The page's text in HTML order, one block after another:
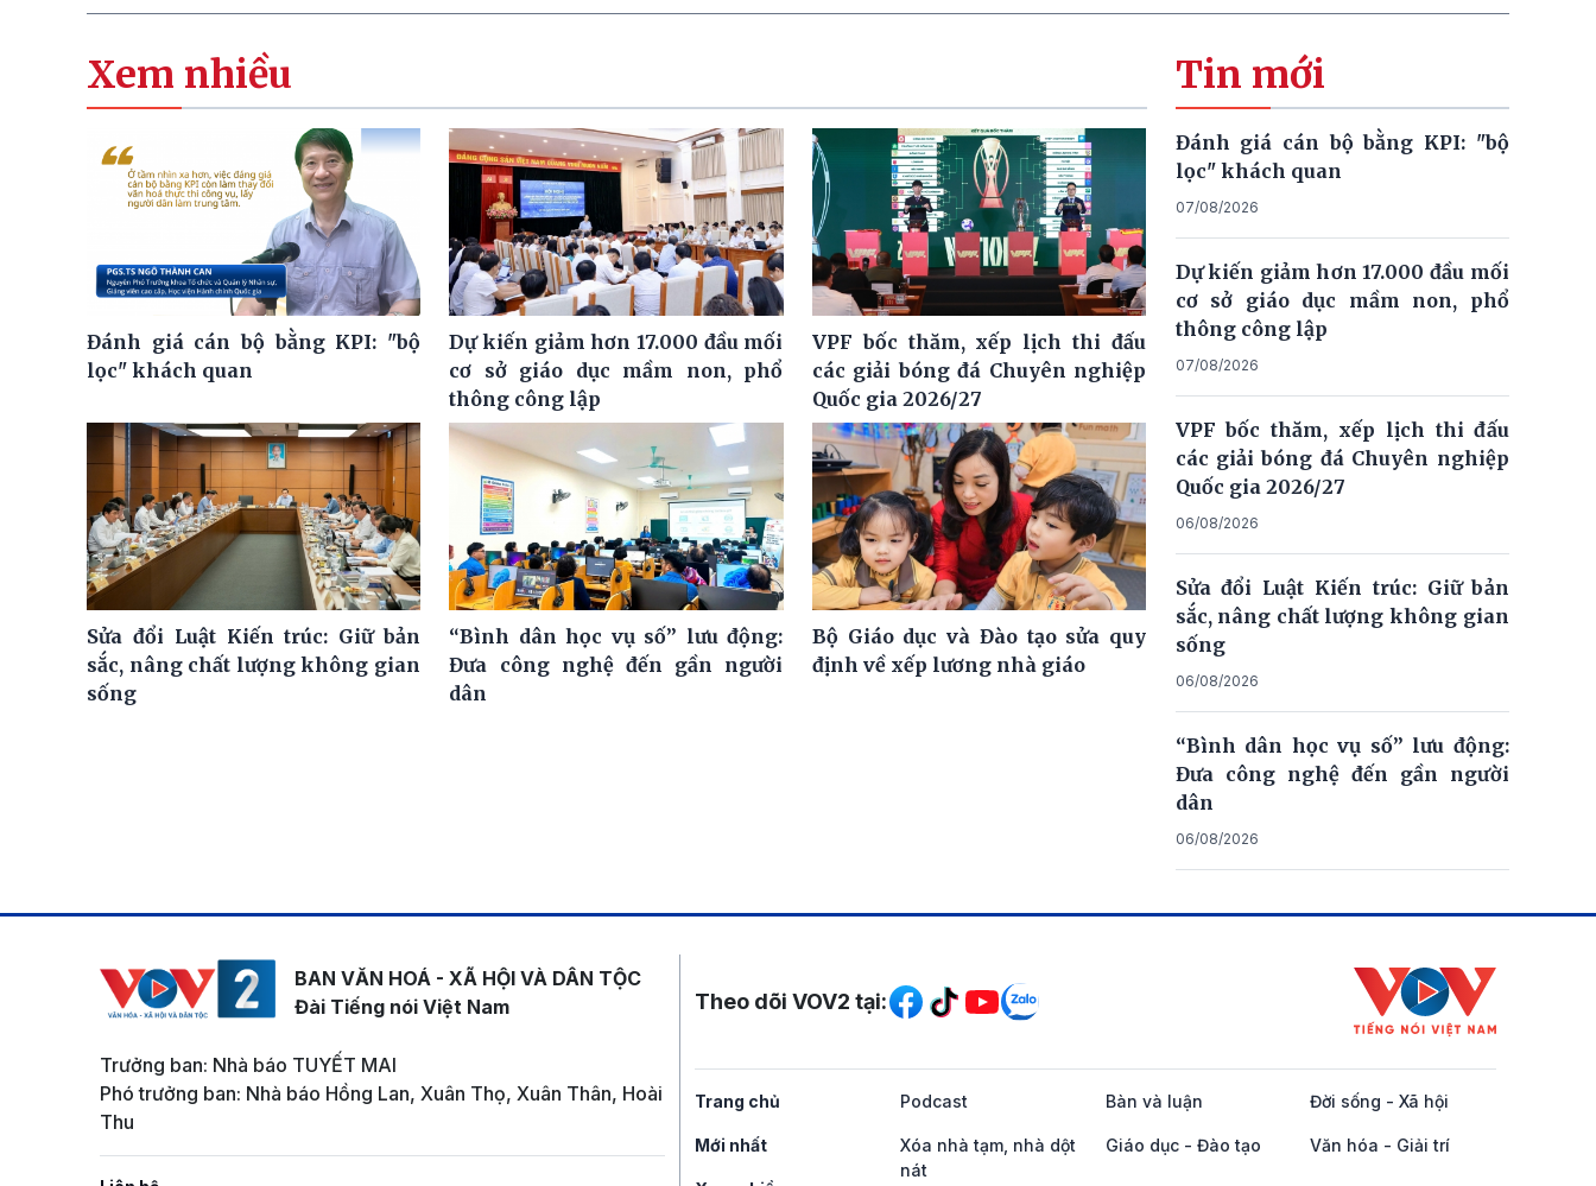
Xem nhiều
Đánh giá cán bộ bằng KPI: "bộ
lọc" khách quan
Dự kiến giảm hơn 17.000 đầu mối
cơ sở giáo dục mầm non, phổ
thông công lập
VPF bốc thăm, xếp lịch thi đấu
các giải bóng đá Chuyên nghiệp
Quốc gia 2026/27
Sửa đổi Luật Kiến trúc: Giữ bản
sắc, nâng chất lượng không gian
sống
“Bình dân học vụ số” lưu động:
Đưa công nghệ đến gần người
dân
Bộ Giáo dục và Đào tạo sửa quy
định về xếp lương nhà giáo
Tin mới
Đánh giá cán bộ bằng KPI: "bộ
lọc" khách quan
07/08/2026
Dự kiến giảm hơn 17.000 đầu mối
cơ sở giáo dục mầm non, phổ
thông công lập
07/08/2026
VPF bốc thăm, xếp lịch thi đấu
các giải bóng đá Chuyên nghiệp
Quốc gia 2026/27
06/08/2026
Sửa đổi Luật Kiến trúc: Giữ bản
sắc, nâng chất lượng không gian
sống
06/08/2026
“Bình dân học vụ số” lưu động:
Đưa công nghệ đến gần người
dân
06/08/2026
BAN VĂN HOÁ - XÃ HỘI VÀ DÂN TỘC
Đài Tiếng nói Việt Nam
Trưởng ban: Nhà báo TUYẾT MAI
Phó trưởng ban: Nhà báo Hồng Lan, Xuân Thọ, Xuân Thân, Hoài
Thu
Mạng xã hội
Theo dõi VOV2 tại:
Trang chủ
Mới nhất
Podcast Bàn và luận Đời sống - Xã hội
Xóa nhà tạm, nhà dột
nát
Giáo dục - Đào tạo Văn hóa - Giải trí